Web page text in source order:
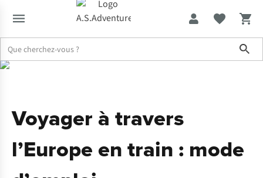
Voyager à travers
l’Europe en train : mode